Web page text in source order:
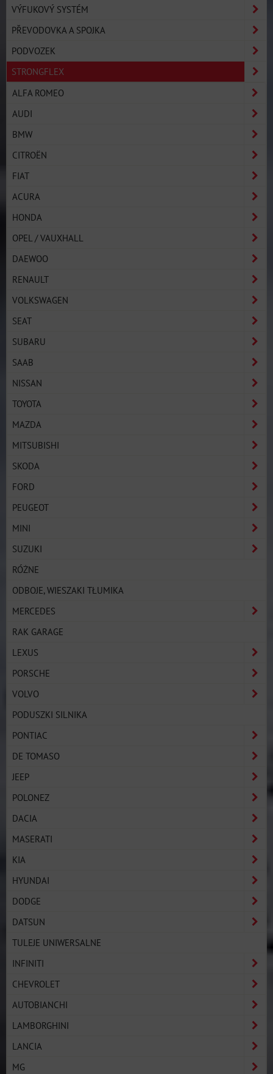
VÝFUKOVÝ SYSTÉM
PŘEVODOVKA A SPOJKA
PODVOZEK
STRONGFLEX
ALFA ROMEO
AUDI
BMW
CITROËN
FIAT
ACURA
HONDA
OPEL / VAUXHALL
DAEWOO
RENAULT
VOLKSWAGEN
SEAT
SUBARU
SAAB
NISSAN
TOYOTA
MAZDA
MITSUBISHI
SKODA
FORD
PEUGEOT
MINI
SUZUKI
RÓŻNE
ODBOJE, WIESZAKI TŁUMIKA
MERCEDES
RAK GARAGE
LEXUS
PORSCHE
VOLVO
PODUSZKI SILNIKA
PONTIAC
DE TOMASO
JEEP
POLONEZ
DACIA
MASERATI
KIA
HYUNDAI
DODGE
DATSUN
TULEJE UNIWERSALNE
INFINITI
CHEVROLET
AUTOBIANCHI
LAMBORGHINI
LANCIA
MG